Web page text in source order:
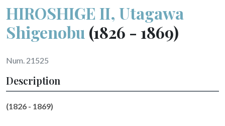
HIROSHIGE II, Utagawa
Shigenobu (1826 - 1869)
Num. 21525
Description
(1826 - 1869)